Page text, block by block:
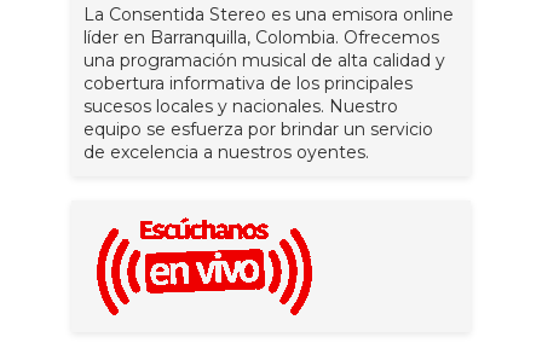
La Consentida Stereo es una emisora online
líder en Barranquilla, Colombia. Ofrecemos
una programación musical de alta calidad y
cobertura informativa de los principales
sucesos locales y nacionales. Nuestro
equipo se esfuerza por brindar un servicio
de excelencia a nuestros oyentes.